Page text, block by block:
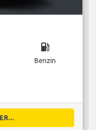
local_gas_station
Benzin